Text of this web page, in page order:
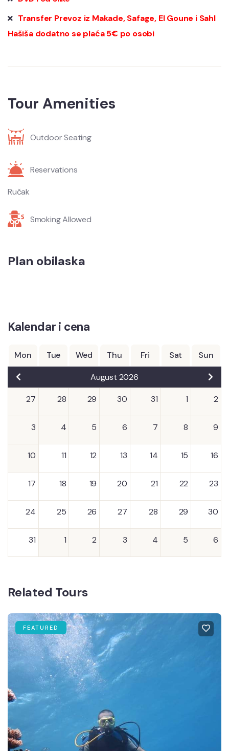
Transfer Prevoz iz Makade, Safage, El Goune i Sahl
Hašiša dodatno se plaća 5€ po osobi
Tour Amenities
Outdoor Seating
Reservations
Ručak
Smoking Allowed
Plan obilaska
Kalendar i cena
Mon Tue Wed Thu Fri Sat Sun
August 2026
27 28 29 30 31 1 2
3 4 5 6 7 8 9
10 11 12 13 14 15 16
17 18 19 20 21 22 23
24 25 26 27 28 29 30
31 1 2 3 4 5 6
Related Tours
FEATURED